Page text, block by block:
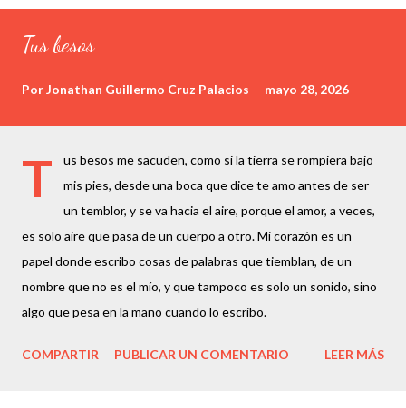
d
Tus besos
PorJonathan Guillermo Cruz Palacios mayo 28, 2026
T
us besos me sacuden, como si la tierra se rompiera bajo
mis pies, desde una boca que dice te amo antes de ser
un temblor, y se va hacia el aire, porque el amor, a veces,
es solo aire que pasa de un cuerpo a otro. Mi corazón es un
papel donde escribo cosas de palabras que tiemblan, de un
nombre que no es el mío, y que tampoco es solo un sonido, sino
algo que pesa en la mano cuando lo escribo.
COMPARTIR PUBLICAR UN COMENTARIO LEER MÁS